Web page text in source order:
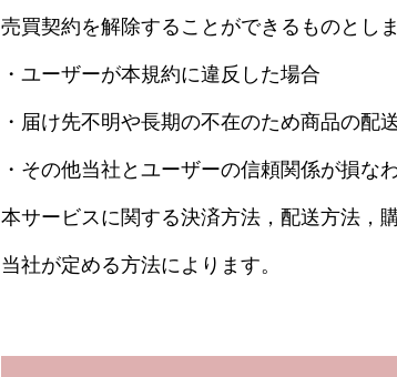
売買契約を解除することができるものとしま
・ユーザーが本規約に違反した場合
・届け先不明や長期の不在のため商品の配
・その他当社とユーザーの信頼関係が損な
本サービスに関する決済方法，配送方法，
当社が定める方法によります。